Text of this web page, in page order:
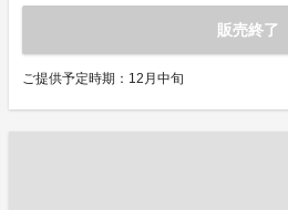
販売終了
ご提供予定時期：12月中旬